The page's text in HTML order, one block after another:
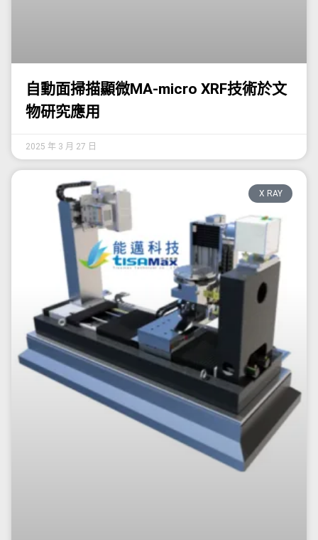
自動面掃描顯微MA-micro XRF技術於文
物研究應用
2025 年 3 月 27 日
X RAY